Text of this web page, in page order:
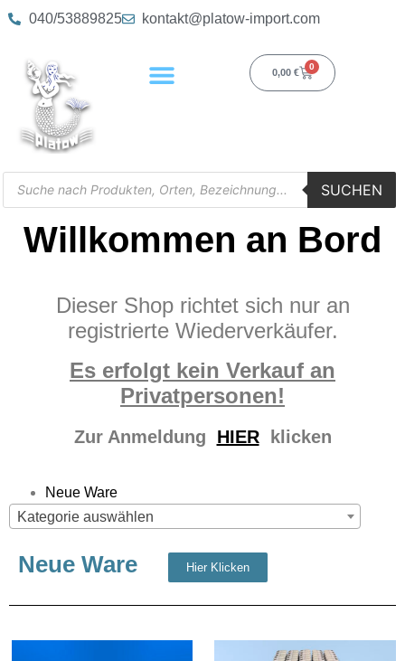
040/53889825 kontakt@platow-import.com
0,00 €
0
SUCHEN
Willkommen an Bord
Dieser Shop richtet sich nur an
registrierte Wiederverkäufer.
Es erfolgt kein Verkauf an
Privatpersonen!
Zur Anmeldung HIERklicken
Neue Ware
Kategorie auswählen
Neue Ware Hier Klicken